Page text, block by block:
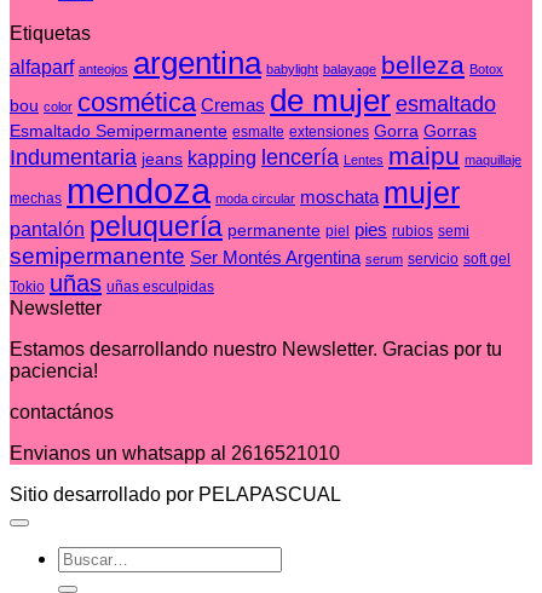
Test
Etiquetas
alfaparf anteojos argentina babylight balayage belleza Botox
bou color cosmética Cremas de mujer esmaltado
Esmaltado Semipermanente esmalte extensiones Gorra Gorras
Indumentaria jeans kapping lencería Lentes maipu maquillaje
mechas mendoza moda circular moschata mujer
pantalón peluquería permanente piel pies rubios semi
semipermanente Ser Montés Argentina serum servicio soft gel
Tokio uñas uñas esculpidas
Newsletter
Estamos desarrollando nuestro Newsletter. Gracias por tu
paciencia!
contactános
Envianos un whatsapp al 2616521010
Sitio desarrollado por PELAPASCUAL
Buscar
por: